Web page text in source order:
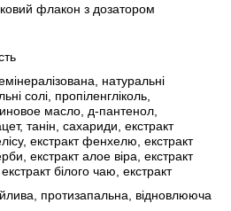
флакон з дозатором
натуральні
солі, пропіленгліколь,
масло, д-пантенол,
танін, сахариди, екстракт
екстракт фенхелю, екстракт
екстракт алое віра, екстракт
білого чаю, екстракт
протизапальна, відновлююча